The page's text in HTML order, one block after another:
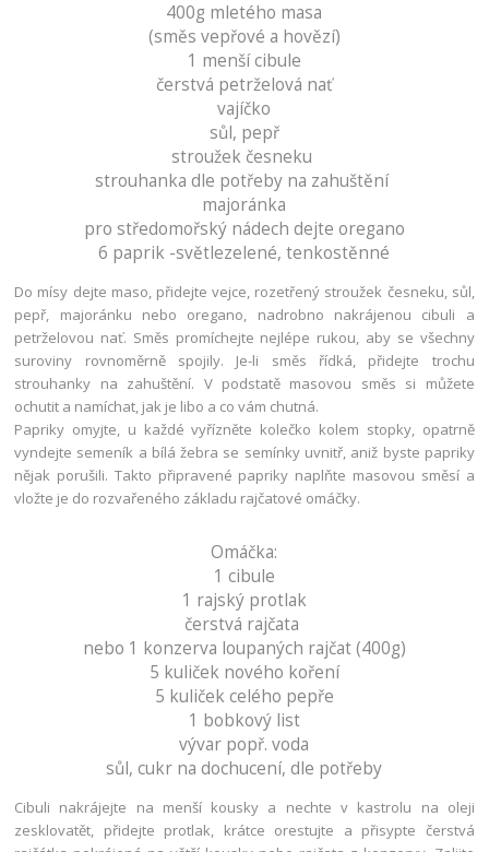
400g mletého masa
(směs vepřové a hovězí)
1 menší cibule
čerstvá petrželová nať
vajíčko
sůl, pepř
stroužek česneku
strouhanka dle potřeby na zahuštění
majoránka
pro středomořský nádech dejte oregano
6 paprik -světlezelené, tenkostěnné
Do mísy dejte maso, přidejte vejce, rozetřený stroužek česneku, sůl,
pepř, majoránku nebo oregano, nadrobno nakrájenou cibuli a
petrželovou nať. Směs promíchejte nejlépe rukou, aby se všechny
suroviny rovnoměrně spojily. Je-li směs řídká, přidejte trochu
strouhanky na zahuštění. V podstatě masovou směs si můžete
ochutit a namíchat, jak je libo a co vám chutná.
Papriky omyjte, u každé vyřízněte kolečko kolem stopky, opatrně
vyndejte semeník a bílá žebra se semínky uvnitř, aniž byste papriky
nějak porušili. Takto připravené papriky naplňte masovou směsí a
vložte je do rozvařeného základu rajčatové omáčky.
Omáčka:
1 cibule
1 rajský protlak
čerstvá rajčata
nebo 1 konzerva loupaných rajčat (400g)
5 kuliček nového koření
5 kuliček celého pepře
1 bobkový list
vývar popř. voda
sůl, cukr na dochucení, dle potřeby
Cibuli nakrájejte na menší kousky a nechte v kastrolu na oleji
zesklovatět, přidejte protlak, krátce orestujte a přisypte čerstvá